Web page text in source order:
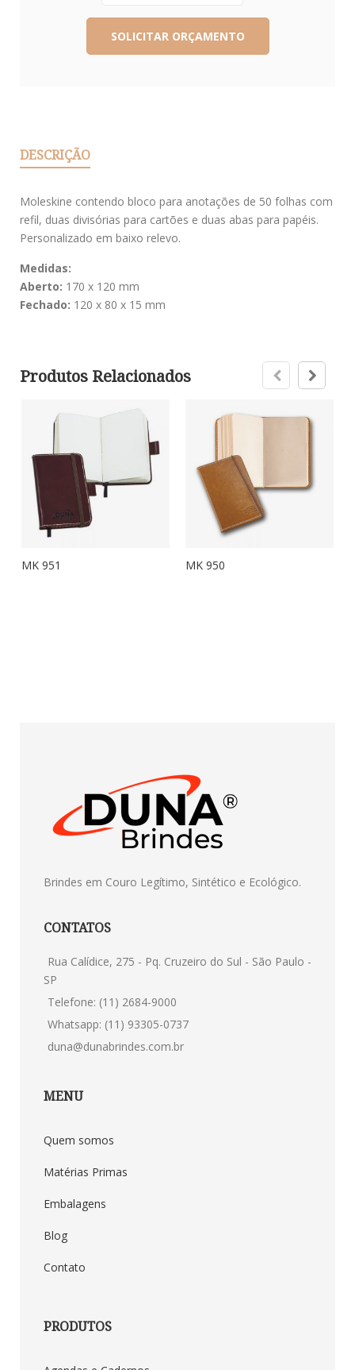
DESCRIÇÃO
Moleskine contendo bloco para anotações de 50 folhas com
refil, duas divisórias para cartões e duas abas para papéis.
Personalizado em baixo relevo.
Medidas:
Aberto: 170 x 120 mm
Fechado: 120 x 80 x 15 mm
Produtos Relacionados
MK 951 MK 950
Brindes em Couro Legítimo, Sintético e Ecológico.
CONTATOS
Rua Calídice, 275 - Pq. Cruzeiro do Sul - São Paulo -
SP
Telefone: (11) 2684-9000
Whatsapp: (11) 93305-0737
duna@dunabrindes.com.br
MENU
Quem somos
Matérias Primas
Embalagens
Blog
Contato
PRODUTOS